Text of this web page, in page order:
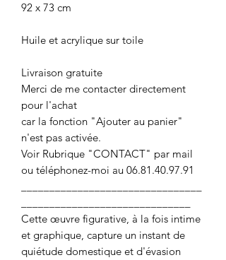
92 x 73 cm
Huile et acrylique sur toile
Livraison gratuite
Merci de me contacter directement
pour l'achat
car la fonction "Ajouter au panier"
n'est pas activée.
Voir Rubrique "CONTACT" par mail
ou téléphonez-moi au 06.81.40.97.91
Cette œuvre figurative, à la fois intime
et graphique, capture un instant de
quiétude domestique et d'évasion